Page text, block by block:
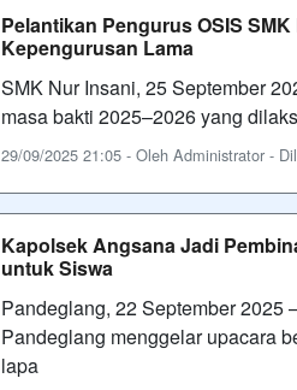
Pelantikan Pengurus OSIS
Kepengurusan Lama
SMK Nur Insani, 25 September
masa bakti 2025–2026 yang
29/09/2025 21:05 - Oleh Administrator -
Kapolsek Angsana Jadi
untuk Siswa
Pandeglang, 22 September 2025
Pandeglang menggelar upacara
lapa